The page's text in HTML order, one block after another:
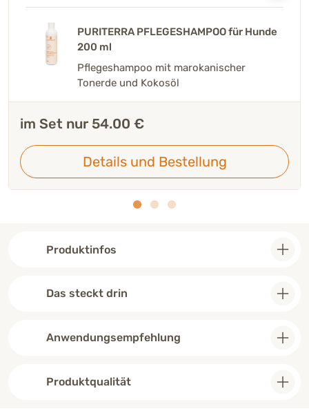
PURITERRA PFLEGESHAMPOO für Hunde
200 ml
Pflegeshampoo mit marokanischer
Tonerde und Kokosöl
im Set nur 54.00 €
Details und Bestellung
im Set nur 35.00 €
Details und Bestellung
PURITERRA TROCKENSHAMPOO für
Hunde & Katzen helle Felltypen 75 g
Trockenshampoo für helle Felltypen mit
weißer Tonerde
im Set nur 54.00 €
Details und Bestellung
Produktinfos
Das steckt drin
Anwendungsempfehlung
Produktqualität